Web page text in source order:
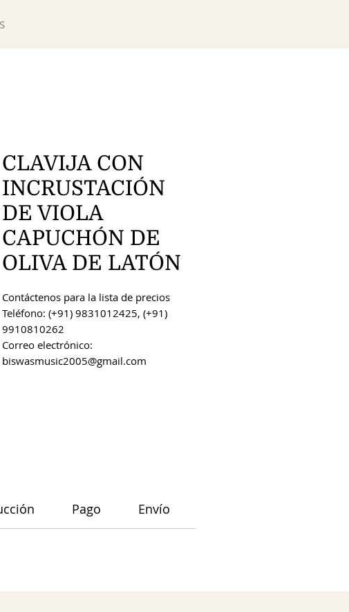
CLAVIJA CON
INCRUSTACIÓN
DE VIOLA
CAPUCHÓN DE
OLIVA DE LATÓN
Contáctenos para la lista de precios
Teléfono: (+91) 9831012425, (+91)
9910810262
Correo electrónico:
biswasmusic2005@gmail.com
Pago Envío